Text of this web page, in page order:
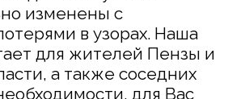
изменены с
в узорах. Наша
для жителей Пензы и
а также соседних
для Вас